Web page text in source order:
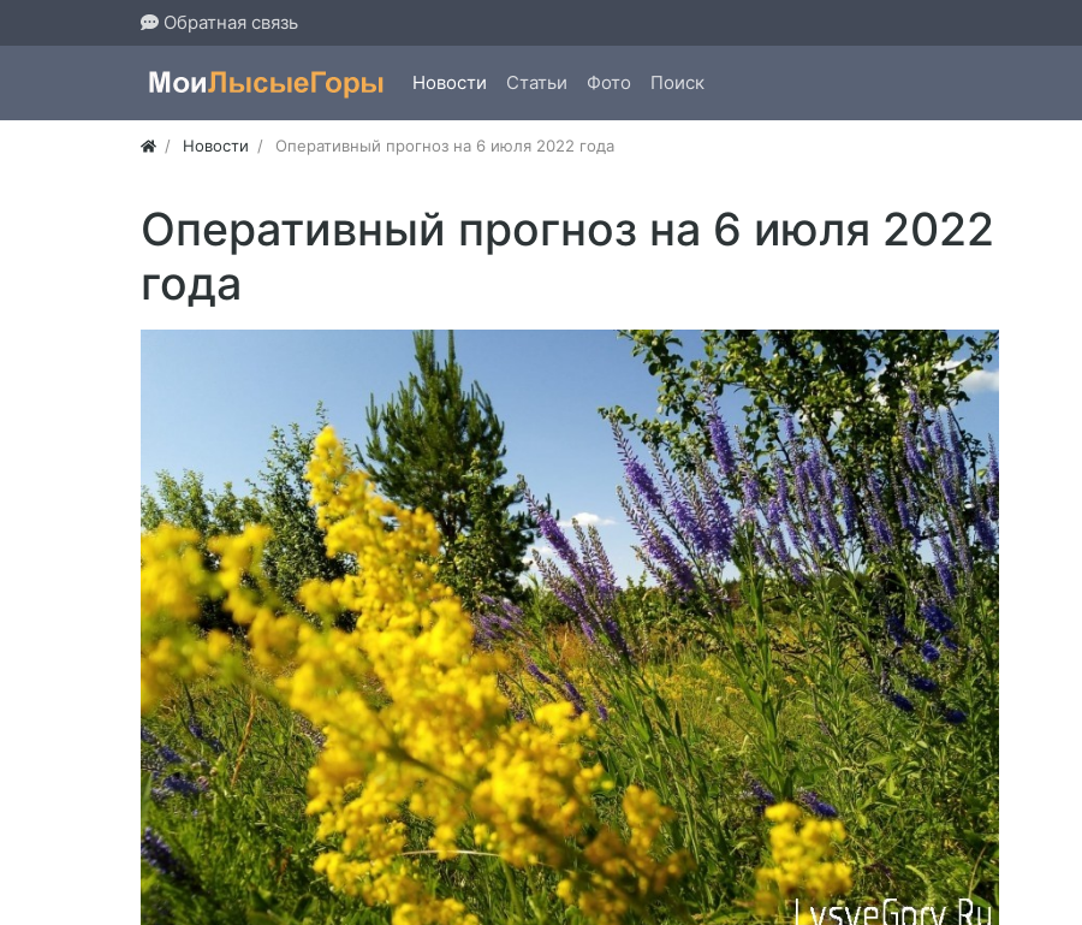
Обратная связь
Новости Статьи Фото Поиск
Новости Оперативный прогноз на 6 июля 2022 года
Оперативный прогноз на 6 июля 2022
года